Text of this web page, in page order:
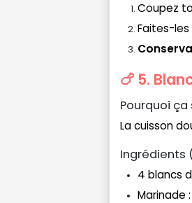
Coupez
Faites-
🍗 5.
Pourquoi
La cuisson
Ingrédients
4 blancs
Marinade